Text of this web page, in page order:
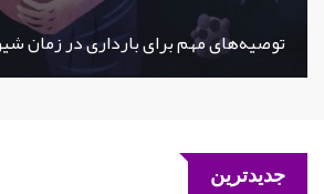
توصیه‌های مهم برای بارداری در زمان
جدیدترین